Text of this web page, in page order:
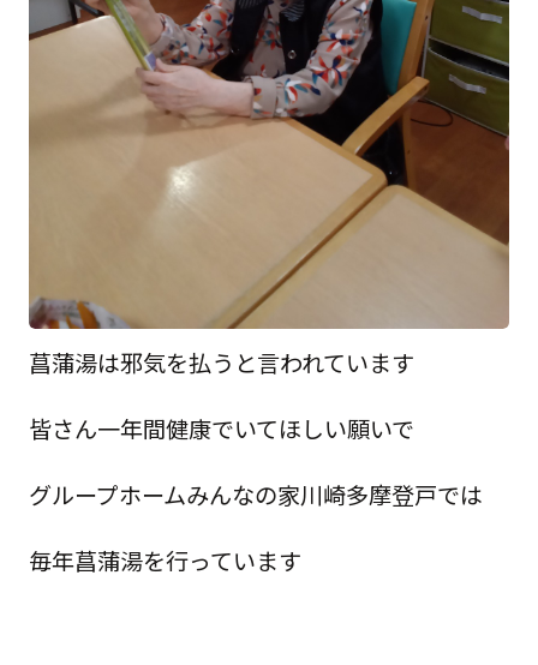
菖蒲湯は邪気を払うと言われています
皆さん一年間健康でいてほしい願いで
グループホームみんなの家川崎多摩登戸では
毎年菖蒲湯を行っています